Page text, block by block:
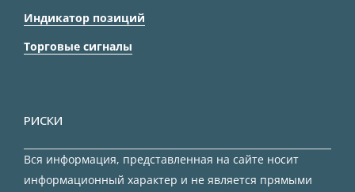
Индикатор позиций
Торговые сигналы
РИСКИ
Вся информация, представленная на сайте носит
информационный характер и не является прямыми